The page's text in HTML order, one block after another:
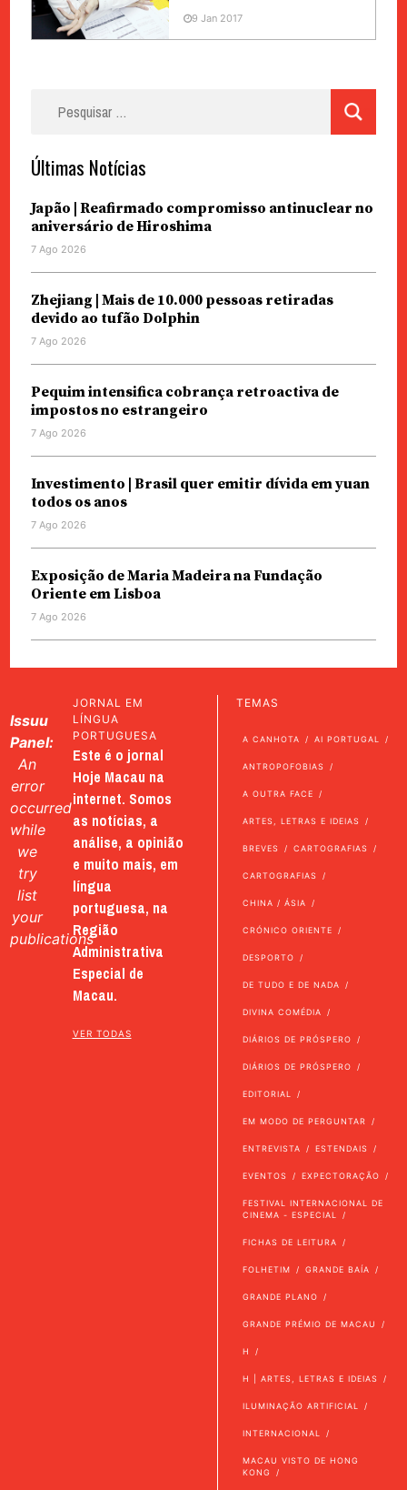
9 Jan 2017
Últimas Notícias
Japão | Reafirmado compromisso antinuclear no
aniversário de Hiroshima
7 Ago 2026
Zhejiang | Mais de 10.000 pessoas retiradas
devido ao tufão Dolphin
7 Ago 2026
Pequim intensifica cobrança retroactiva de
impostos no estrangeiro
7 Ago 2026
Investimento | Brasil quer emitir dívida em yuan
todos os anos
7 Ago 2026
Exposição de Maria Madeira na Fundação
Oriente em Lisboa
7 Ago 2026
Issuu
Panel:
An
error
occurred
while
we
try
list
your
publications
JORNAL EM
LÍNGUA
PORTUGUESA
Este é o jornal
Hoje Macau na
internet. Somos
as notícias, a
análise, a opinião
e muito mais, em
língua
portuguesa, na
Região
Administrativa
Especial de
Macau.
VER TODAS
TEMAS
A CANHOTA AI PORTUGAL
ANTROPOFOBIAS
A OUTRA FACE
ARTES, LETRAS E IDEIAS
BREVES CARTOGRAFIAS
CARTOGRAFIAS
CHINA / ÁSIA
CRÓNICO ORIENTE
DESPORTO
DE TUDO E DE NADA
DIVINA COMÉDIA
DIÁRIOS DE PRÓSPERO
DIÁRIOS DE PRÓSPERO
EDITORIAL
EM MODO DE PERGUNTAR
ENTREVISTA ESTENDAIS
EVENTOS EXPECTORAÇÃO
FESTIVAL INTERNACIONAL DE
CINEMA - ESPECIAL
FICHAS DE LEITURA
FOLHETIM GRANDE BAÍA
GRANDE PLANO
GRANDE PRÉMIO DE MACAU
H
H | ARTES, LETRAS E IDEIAS
ILUMINAÇÃO ARTIFICIAL
INTERNACIONAL
MACAU VISTO DE HONG
KONG